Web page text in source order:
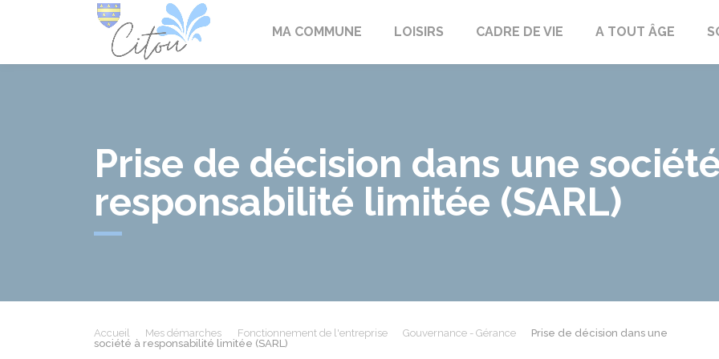
MA COMMUNE LOISIRS CADRE DE VIE A TOUT ÂGE
Prise de décision dans une
responsabilité limitée (SARL)
Accueil Mes démarches Fonctionnement de l'entreprise Gouvernance - Gérance
Prise de décision dans une
société à responsabilité limitée (SARL)